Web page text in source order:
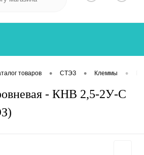
товаров • СТЭЗ • Клеммы •
- КНВ 2,5-2У-С